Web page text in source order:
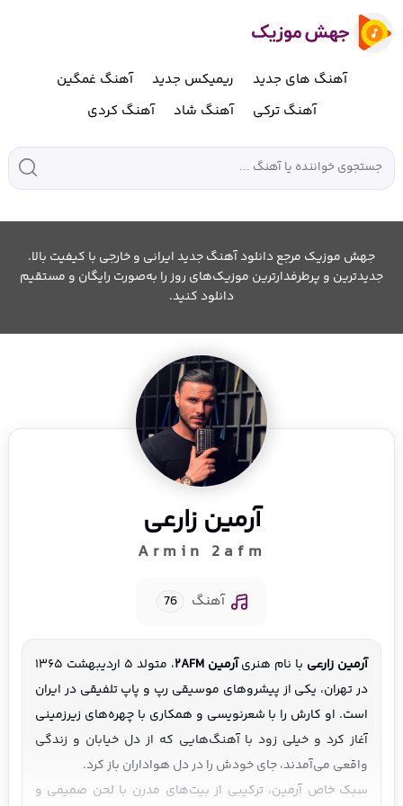
آهنگ های جدید ریمیکس جدید
آهنگ غمگین
آهنگ ترکی
آهنگ شاد آهنگ کردی
جهش موزیک مرجع دانلود آهنگ جدید ایرانی و خارجی با کیفیت بالا.
جدیدترین و پرطرفدارترین موزیک‌های روز را به‌صورت رایگان و مستقیم
دانلود کنید.
آرمین زارعی
Armin 2afm
آهنگ 76
آرمین زارعی با نام هنریآرمین ۲AFM
، متولد ۵ اردیبهشت ۱۳۶۵
در تهران، یکی از پیشروهای موسیقی رپ و پاپ تلفیقی در ایران
است. او کارش را با شعرنویسی و همکاری با چهره‌های زیرزمینی
آغاز کرد و خیلی زود با آهنگ‌هایی که از دل خیابان و زندگی
واقعی می‌آمدند، جای خودش را در دل هواداران باز کرد.
سبک خاص آرمین، ترکیبی از بیت‌های مدرن با لحن صمیمی و